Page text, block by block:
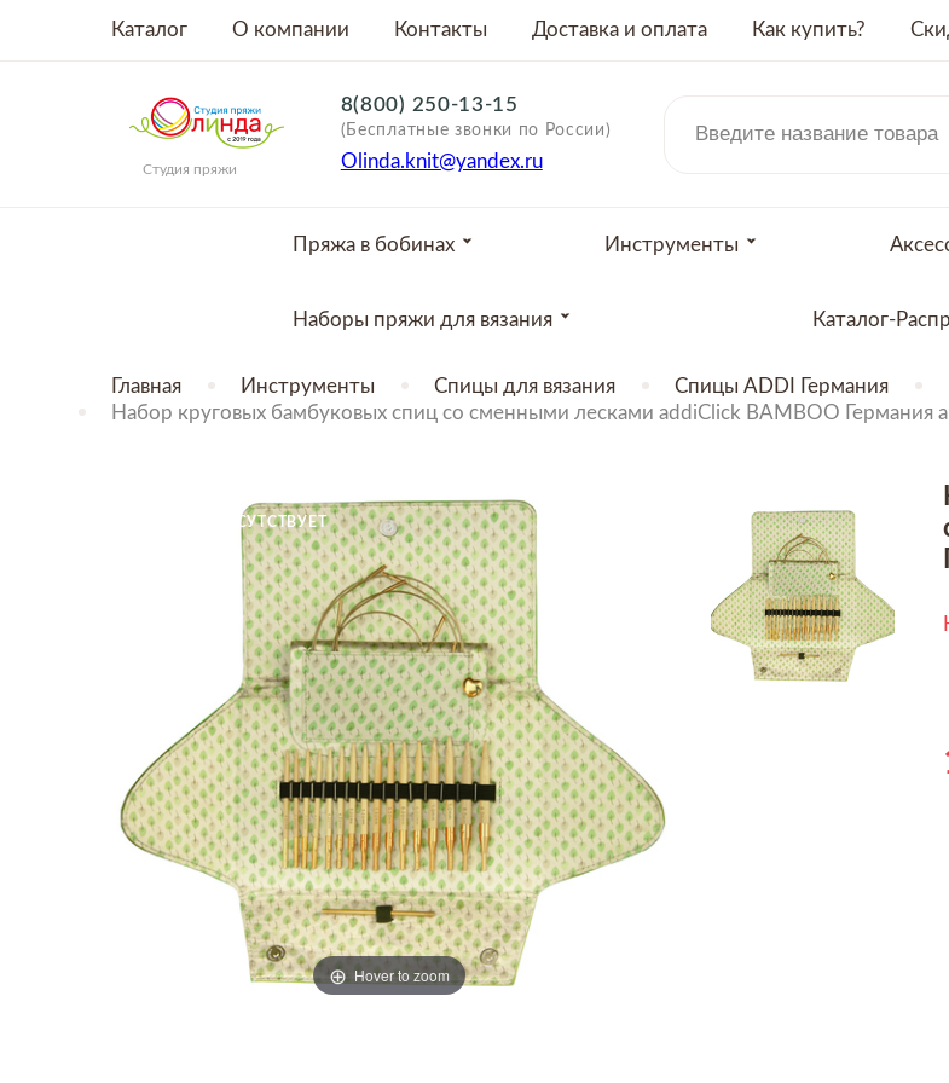
Каталог О компании Контакты Доставка и оплата Как купить?
Студия пряжи
8(800) 250-13-15
(Бесплатные звонки по России)
Olinda.knit@yandex.ru
Пряжа в бобинах Инструменты
Наборы пряжи для вязания Каталог-
Главная Инструменты Спицы для вязания Спицы ADDI Германия
Набор круговых бамбуковых спиц со сменными лесками addiClick BAMBOO Германия
ТОВАР ОТСУТСТВУЕТ
Hover to zoom